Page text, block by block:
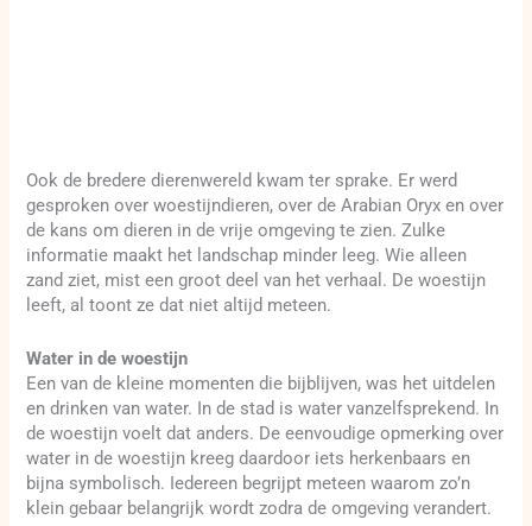
Ook de bredere dierenwereld kwam ter sprake. Er werd
gesproken over woestijndieren, over de Arabian Oryx en over
de kans om dieren in de vrije omgeving te zien. Zulke
informatie maakt het landschap minder leeg. Wie alleen
zand ziet, mist een groot deel van het verhaal. De woestijn
leeft, al toont ze dat niet altijd meteen.
Water in de woestijn
Een van de kleine momenten die bijblijven, was het uitdelen
en drinken van water. In de stad is water vanzelfsprekend. In
de woestijn voelt dat anders. De eenvoudige opmerking over
water in de woestijn kreeg daardoor iets herkenbaars en
bijna symbolisch. Iedereen begrijpt meteen waarom zo’n
klein gebaar belangrijk wordt zodra de omgeving verandert.